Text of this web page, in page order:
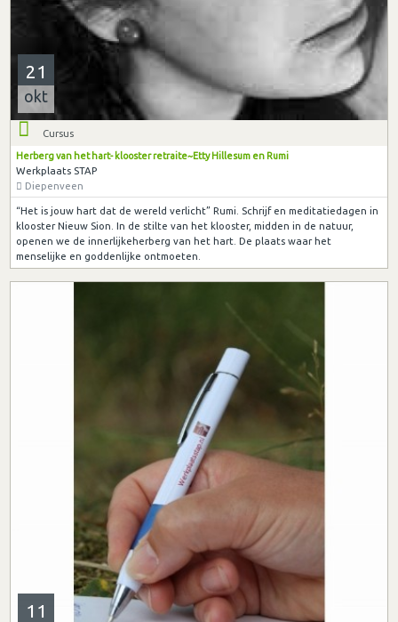
21
okt
Cursus
Herberg van het hart- klooster retraite~Etty Hillesum en Rumi
Werkplaats STAP
Diepenveen
“Het is jouw hart dat de wereld verlicht” Rumi. Schrijf en meditatiedagen in
klooster Nieuw Sion. In de stilte van het klooster, midden in de natuur,
openen we de innerlijkeherberg van het hart. De plaats waar het
menselijke en goddenlijke ontmoeten.
11